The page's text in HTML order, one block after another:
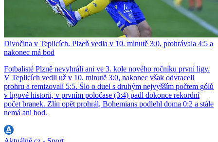
Divočina v Teplicích. Plzeň vedla v 10. minutě 3:0, prohrávala 4:5 a
nakonec má bod
Fotbalisté Plzně nevyhráli ani ve 3. kole nového ročníku první ligy.
V Teplicích vedli už v 10. minutě 3:0, nakonec však odvraceli
prohru a remizovali 5:5. Šlo o duel s druhým nejvyšším počtem gólů
v ligové historii, v prvním poločase (3:4) padl dokonce rekordní
počet branek. Zlín opět prohrál, Bohemians podlehl doma 0:2 a stále
nemá ani bod.